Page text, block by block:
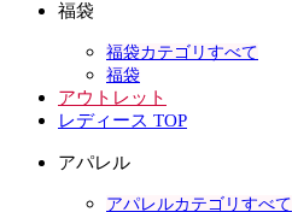
福袋
福袋カテゴリすべて
福袋
アウトレット
レディース TOP
アパレル
アパレルカテゴリすべて